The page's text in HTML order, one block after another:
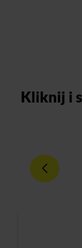
Kliknij i